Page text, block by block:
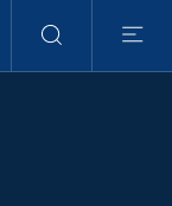
RechercheMenu